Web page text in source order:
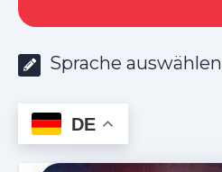
Sprache auswählen
DE